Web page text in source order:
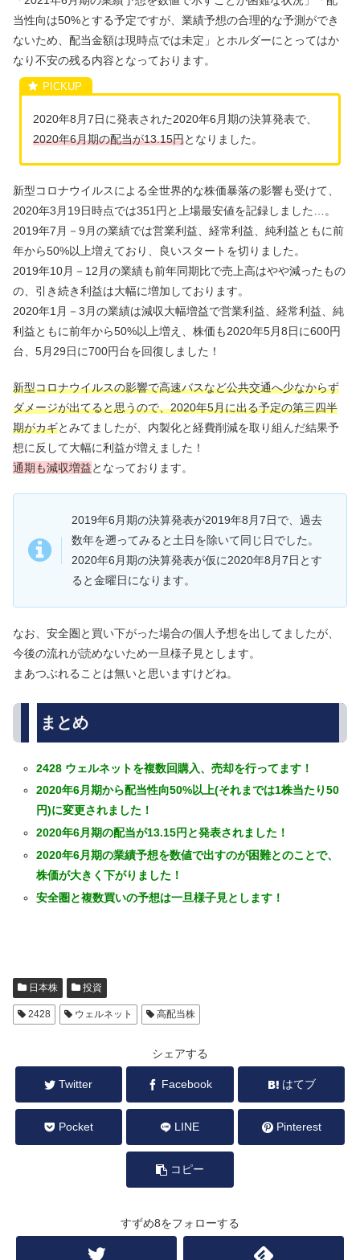
当性向は50%とする予定ですが、業績予想の合理的な予測ができ
ないため、配当金額は現時点では未定」とホルダーにとってはか
なり不安の残る内容となっております。
2020年8月7日に発表された2020年6月期の決算発表で、
2020年6月期の配当が13.15円となりました。
新型コロナウイルスによる全世界的な株価暴落の影響も受けて、
2020年3月19日時点では351円と上場最安値を記録しました…。
2019年7月－9月の業績では営業利益、経常利益、純利益ともに前
年から50%以上増えており、良いスタートを切りました。
2019年10月－12月の業績も前年同期比で売上高はやや減ったもの
の、引き続き利益は大幅に増加しております。
2020年1月－3月の業績は減収大幅増益で営業利益、経常利益、純
利益ともに前年から50%以上増え、株価も2020年5月8日に600円
台、5月29日に700円台を回復しました！
新型コロナウイルスの影響で高速バスなど公共交通へ少なからず
ダメージが出てると思うので、2020年5月に出る予定の第三四半
期がカギとみてましたが、内製化と経費削減を取り組んだ結果予
想に反して大幅に利益が増えました！
通期も減収増益となっております。
2019年6月期の決算発表が2019年8月7日で、過去
数年を遡ってみると土日を除いて同じ日でした。
2020年6月期の決算発表が仮に2020年8月7日とす
ると金曜日になります。
なお、安全圏と買い下がった場合の個人予想を出してましたが、
今後の流れが読めないため一旦様子見とします。
まあつぶれることは無いと思いますけどね。
まとめ
2428 ウェルネットを複数回購入、売却を行ってます！
2020年6月期から配当性向50%以上(それまでは1株当たり50
円)に変更されました！
2020年6月期の配当が13.15円と発表されました！
2020年6月期の業績予想を数値で出すのが困難とのことで、
株価が大きく下がりました！
安全圏と複数買いの予想は一旦様子見とします！
日本株 投資
2428 ウェルネット 高配当株
シェアする
Twitter Facebook はてブ
Pocket LINE Pinterest
コピー
すずめ8をフォローする